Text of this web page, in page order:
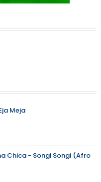
Meja
Chica - Songi Songi (Afro